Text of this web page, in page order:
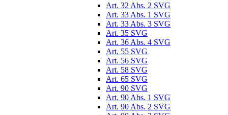
Art. 32 Abs. 2 SVG
Art. 33 Abs. 1 SVG
Art. 33 Abs. 3 SVG
Art. 35 SVG
Art. 36 Abs. 4 SVG
Art. 55 SVG
Art. 56 SVG
Art. 58 SVG
Art. 65 SVG
Art. 90 SVG
Art. 90 Abs. 1 SVG
Art. 90 Abs. 2 SVG